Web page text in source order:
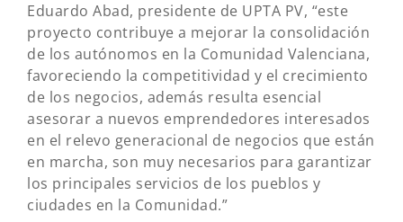
Eduardo Abad, presidente de UPTA PV, “este
proyecto contribuye a mejorar la consolidación
de los autónomos en la Comunidad Valenciana,
favoreciendo la competitividad y el crecimiento
de los negocios, además resulta esencial
asesorar a nuevos emprendedores interesados
en el relevo generacional de negocios que están
en marcha, son muy necesarios para garantizar
los principales servicios de los pueblos y
ciudades en la Comunidad.”